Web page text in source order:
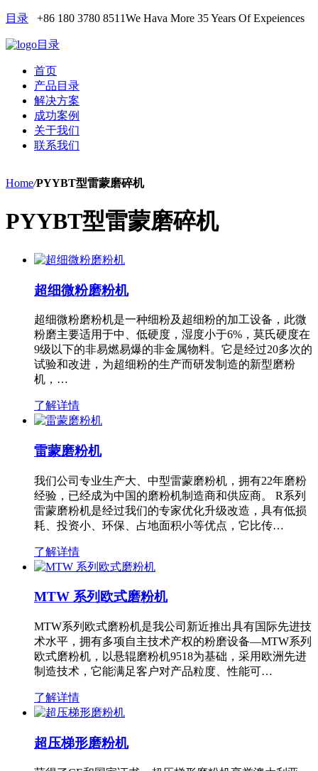
目录 +86 180 3780 8511We Hava More 35 Years Of Expeiences
目录
首页
产品目录
解决方案
成功案例
关于我们
联系我们
Home/PYYBT型雷蒙磨碎机
PYYBT型雷蒙磨碎机
超细微粉磨粉机
超细微粉磨粉机是一种细粉及超细粉的加工设备，此微
粉磨主要适用于中、低硬度，湿度小于6%，莫氏硬度在
9级以下的非易燃易爆的非金属物料。它是经过20多次的
试验和改进，为超细粉的生产而研发制造的新型磨粉
机，…
了解详情
雷蒙磨粉机
我们公司专业生产大、中型雷蒙磨粉机，拥有22年磨粉
经验，已经成为中国的磨粉机制造商和供应商。 R系列
雷蒙磨粉机是经过我们的专家优化升级改造，具有低损
耗、投资小、环保、占地面积小等优点，它比传…
了解详情
MTW 系列欧式磨粉机
MTW系列欧式磨粉机是我公司新近推出具有国际先进技
术水平，拥有多项自主技术产权的粉磨设备—MTW系列
欧式磨粉机，以悬辊磨粉机9518为基础，采用欧洲先进
制造技术，它能满足客户对产品粒度、性能可…
了解详情
超压梯形磨粉机